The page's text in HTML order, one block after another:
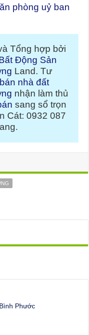
phòng uỷ ban
Tổng hợp bởi
Động Sản
Land. Tư
nhà đất
nhận làm thủ
sang sổ trọn
Cát: 0932 087
Phước